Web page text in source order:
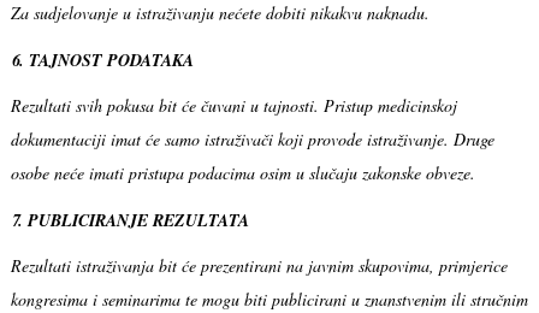
Za sudjelovanje u istraživanju nećete dobiti nikakvu naknadu.
6. TAJNOST PODATAKA
Rezultati svih pokusa bit će čuvani u tajnosti. Pristup medicinskoj
dokumentaciji imat će samo istraživači koji provode istraživanje. Druge
osobe neće imati pristupa podacima osim u slučaju zakonske obveze.
7. PUBLICIRANJE REZULTATA
Rezultati istraživanja bit će prezentirani na javnim skupovima, primjerice
kongresima i seminarima te mogu biti publicirani u znanstvenim ili stručnim